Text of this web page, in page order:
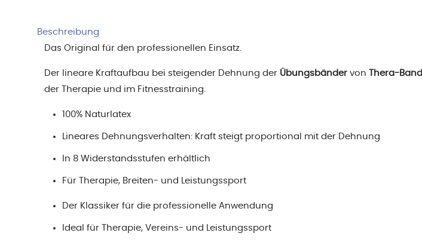
Beschreibung
Das Original für den professionellen Einsatz.
Der lineare Kraftaufbau bei steigender Dehnung der Übungsbänder von Thera-Band
der Therapie und im Fitnesstraining.
100% Naturlatex
Lineares Dehnungsverhalten: Kraft steigt proportional mit der Dehnung
In 8 Widerstandsstufen erhältlich
Für Therapie, Breiten- und Leistungssport
Der Klassiker für die professionelle Anwendung
Ideal für Therapie, Vereins- und Leistungssport